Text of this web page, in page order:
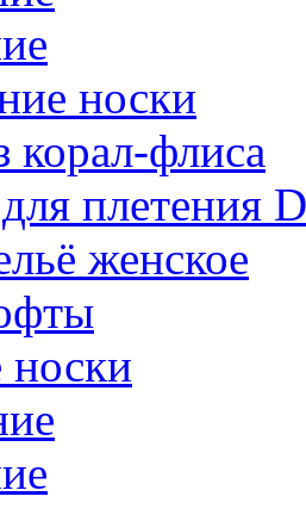
носки
корал-флиса
плетения
женское